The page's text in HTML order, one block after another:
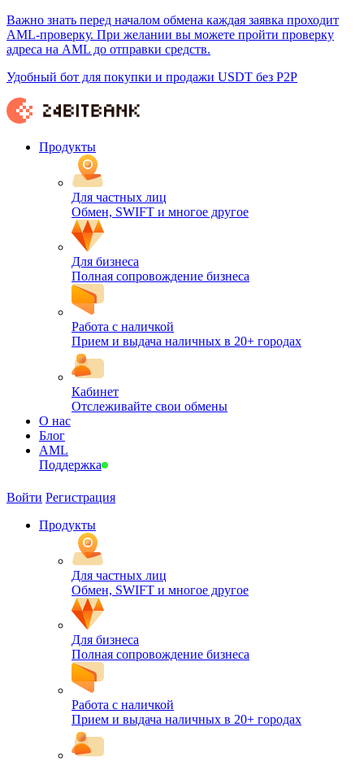
Важно знать перед началом обмена каждая заявка проходит
AML-проверку. При желании вы можете пройти проверку
адреса на AML до отправки средств.
Удобный бот для покупки и продажи USDT без P2P
Продукты
Для частных лиц
Обмен, SWIFT и многое другое
Для бизнеса
Полная сопровождение бизнеса
Работа с наличкой
Прием и выдача наличных в 20+ городах
Кабинет
Отслеживайте свои обмены
О нас
Блог
AML
Поддержка
Войти Регистрация
Продукты
Для частных лиц
Обмен, SWIFT и многое другое
Для бизнеса
Полная сопровождение бизнеса
Работа с наличкой
Прием и выдача наличных в 20+ городах